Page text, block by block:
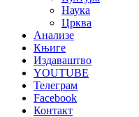
Наука
Црква
Анализе
Књиге
Издаваштво
YOUTUBE
Телеграм
Facebook
Контакт